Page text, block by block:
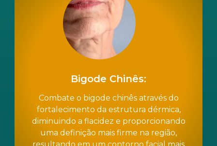
Bigode Chinês:
Combate o bigode chinês através do
fortalecimento da estrutura dérmica,
diminuindo a flacidez e proporcionando
uma definição mais firme na região,